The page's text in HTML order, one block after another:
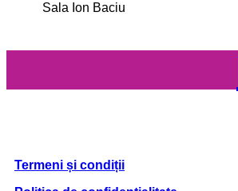
Sala Ion Baciu
Termeni și condiții